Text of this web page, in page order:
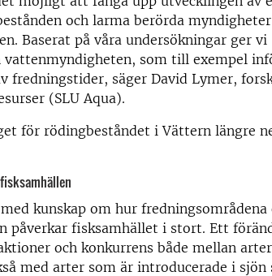
och larma berörda
Baserat på våra undersökningar ger vi
som till exempel
säger David Lymer,
(SLU Aqua).
för rödingbeståndet i Vättern längre
kunskap om hur fredningsområdena
påverkar fisksamhället i stort. Ett
och konkurrens både mellan
med arter som är introducerade i sjön